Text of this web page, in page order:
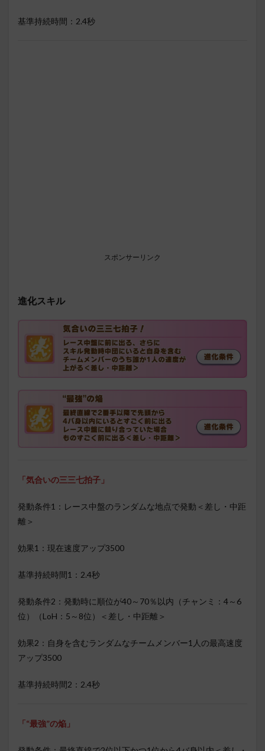
基準持続時間：2.4秒
スポンサーリンク
進化スキル
「気合いの三三七拍子」
発動条件1：レース中盤のランダムな地点で発動＜差し・中距
離＞
効果1：現在速度アップ3500
基準持続時間1：2.4秒
発動条件2：発動時に順位が40～70％以内（チャンミ：4～6
位）（LoH：5～8位）＜差し・中距離＞
効果2：自身を含むランダムなチームメンバー1人の最高速度
アップ3500
基準持続時間2：2.4秒
「“最強”の焔」